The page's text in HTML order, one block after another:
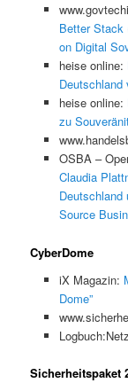
Better Stack
on Digital
heise online:
Deutschland
heise online:
zu
OSBA –
Claudia
Source
CyberDome
iX Magazin:
Dome”
Sicherheitspaket